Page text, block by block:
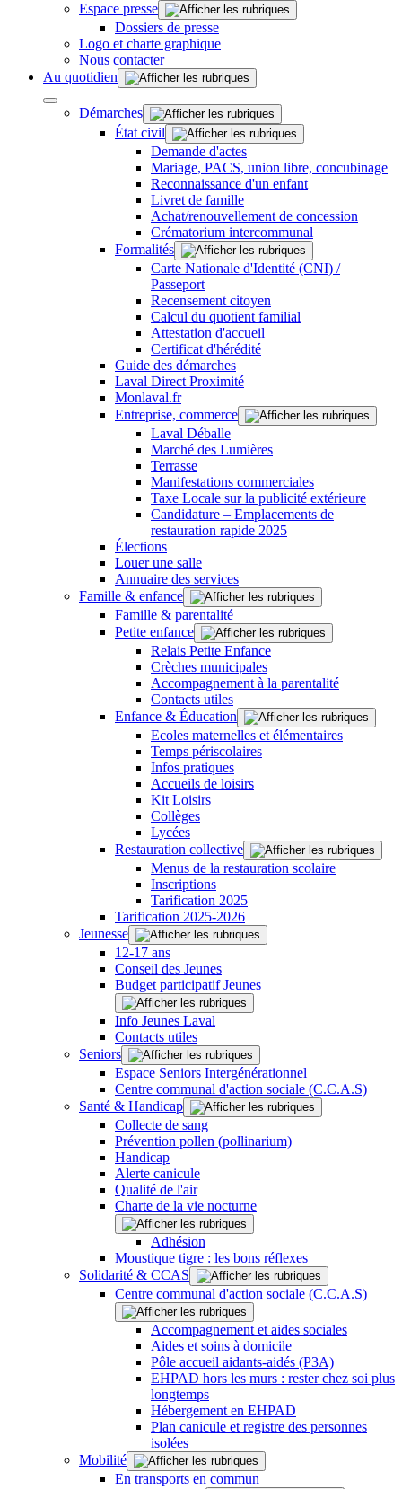
Espace presse
Dossiers de presse
Logo et charte graphique
Nous contacter
Au quotidien
Démarches
État civil
Demande d'actes
Mariage, PACS, union libre, concubinage
Reconnaissance d'un enfant
Livret de famille
Achat/renouvellement de concession
Crématorium intercommunal
Formalités
Carte Nationale d'Identité (CNI) /
Passeport
Recensement citoyen
Calcul du quotient familial
Attestation d'accueil
Certificat d'hérédité
Guide des démarches
Laval Direct Proximité
Monlaval.fr
Entreprise, commerce
Laval Déballe
Marché des Lumières
Terrasse
Manifestations commerciales
Taxe Locale sur la publicité extérieure
Candidature – Emplacements de
restauration rapide 2025
Élections
Louer une salle
Annuaire des services
Famille & enfance
Famille & parentalité
Petite enfance
Relais Petite Enfance
Crèches municipales
Accompagnement à la parentalité
Contacts utiles
Enfance & Éducation
Ecoles maternelles et élémentaires
Temps périscolaires
Infos pratiques
Accueils de loisirs
Kit Loisirs
Collèges
Lycées
Restauration collective
Menus de la restauration scolaire
Inscriptions
Tarification 2025
Tarification 2025-2026
Jeunesse
12-17 ans
Conseil des Jeunes
Budget participatif Jeunes
Info Jeunes Laval
Contacts utiles
Seniors
Espace Seniors Intergénérationnel
Centre communal d'action sociale (C.C.A.S)
Santé & Handicap
Collecte de sang
Prévention pollen (pollinarium)
Handicap
Alerte canicule
Qualité de l'air
Charte de la vie nocturne
Adhésion
Moustique tigre : les bons réflexes
Solidarité & CCAS
Centre communal d'action sociale (C.C.A.S)
Accompagnement et aides sociales
Aides et soins à domicile
Pôle accueil aidants-aidés (P3A)
EHPAD hors les murs : rester chez soi plus
longtemps
Hébergement en EHPAD
Plan canicule et registre des personnes
isolées
Mobilité
En transports en commun